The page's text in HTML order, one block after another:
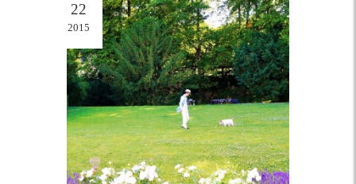
22
2015